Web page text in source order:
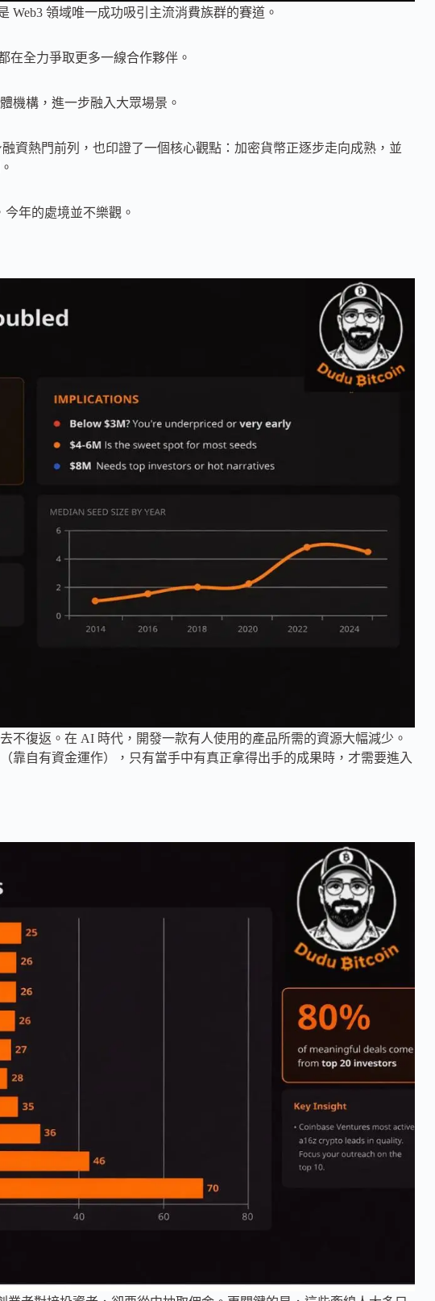
領域唯一成功吸引主流消費族群的賽道。
在全力爭取更多一線合作夥伴。
機構，進一步融入大眾場景。
資熱門前列，也印證了一個核心觀點：加密貨幣正逐步走向成熟，並
年的處境並不樂觀。
不復返。在 AI 時代，開發一款有人使用的產品所需的資源大幅減少。
靠自有資金運作），只有當手中有真正拿得出手的成果時，才需要進入